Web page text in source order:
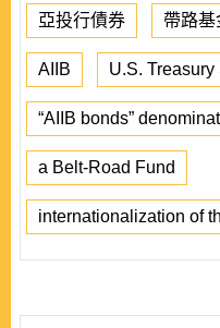
亞投行債券 帶路基
AIIB U.S.
“AIIB bonds”
a Belt-Road Fund
internationalization of